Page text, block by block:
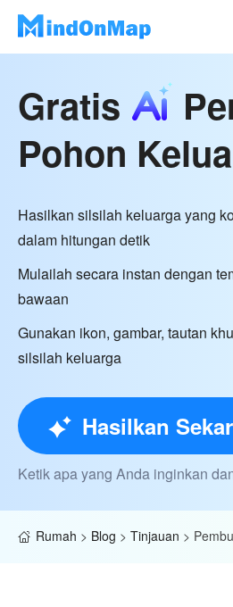
Gratis
Pohon
Hasilkan silsilah keluarga yang
dalam hitungan detik
Mulailah secara instan dengan
bawaan
Gunakan ikon, gambar, tautan
silsilah keluarga
Hasilkan
Ketik apa yang Anda inginkan
Rumah > Blog > Tinjauan >